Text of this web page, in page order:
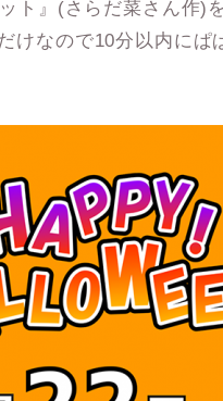
ト』(さらだ菜さん作)
けなので10分以内に